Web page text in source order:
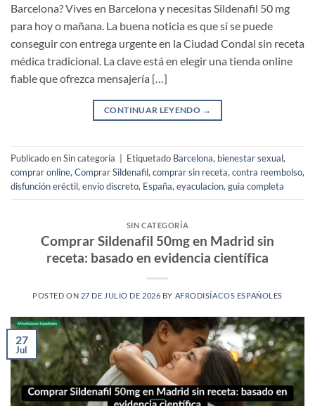
Barcelona? Vives en Barcelona y necesitas Sildenafil 50 mg
para hoy o mañana. La buena noticia es que sí se puede
conseguir con entrega urgente en la Ciudad Condal sin receta
médica tradicional. La clave está en elegir una tienda online
fiable que ofrezca mensajería […]
CONTINUAR LEYENDO →
Publicado en Sin categoría Etiquetado Barcelona, bienestar sexual,
comprar online,Comprar Sildenafil,comprar sin receta,contra reembolso,
disfunción eréctil,envío discreto, España,eyaculacion,guia completa
SIN CATEGORÍA
Comprar Sildenafil 50mg en Madrid sin
receta: basado en evidencia científica
POSTED ON 27 DE JULIO DE 2026 BY AFRODISÍACOS ESPAÑOLES
27
Jul